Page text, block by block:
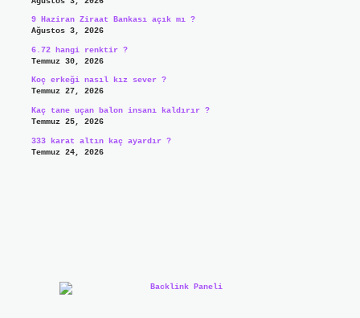
9 Haziran Ziraat Bankası açık mı ?
Ağustos 3, 2026
6.72 hangi renktir ?
Temmuz 30, 2026
Koç erkeği nasıl kız sever ?
Temmuz 27, 2026
Kaç tane uçan balon insanı kaldırır ?
Temmuz 25, 2026
333 karat altın kaç ayardır ?
Temmuz 24, 2026